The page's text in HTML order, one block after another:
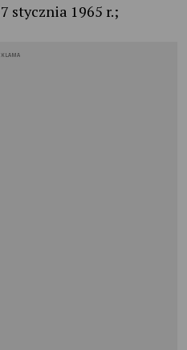
stycznia 1965 r.;